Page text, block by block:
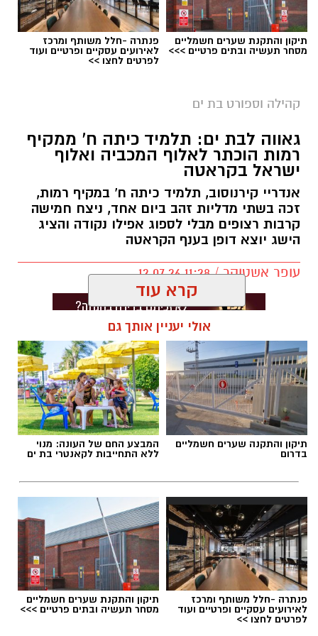
גאווה מקומית לבת ים: דניס וליאולין ממשיך לרשום
הצליח בזכות עבודה קשה, התמדה ונחישות להפוך
לאחד הספורטאים הבולטים בענף זריקת הדיסקוס
בישראל.
בשבועיים האחרונים הוסיף לרשימת הישגיו שני
תארים משמעותיים: אלוף ישראל בזריקת דיסקוס
וסגן אלוף המכבייה באותו הענף.
כעת פניו לאתגר הבא – אליפות העולם בזריקת
דיסקוס למאסטרס, שתתקיים ב־22 באוגוסט בדרום
קוריאה, שם ייצג את ישראל וינסה להמשיך את
רצף ההצלחות.
בעיר בת ים בירכו על הישגיו ואיחלו לו הצלחה רבה
בהמשך הדרך ובייצוג המדינה על הבמה
תיקון והתקנת שערים חשמליים
מסחר תעשיה ובתים פרטיים >>>
פנתרה -חלל משותף ומרכז
לאירועים עסקיים ופרטיים ועוד
לפרטים לחצו >>
קהילה וספורט בת ים
גאווה לבת ים: תלמיד כיתה ח' ממקיף
רמות הוכתר לאלוף המכביה ואלוף
ישראל בקראטה
אנדריי קירנוסוב, תלמיד כיתה ח' במקיף רמות,
זכה בשתי מדליות זהב ביום אחד, ניצח חמישה
קרבות רצופים מבלי לספוג אפילו נקודה והציג
הישג יוצא דופן בענף הקראטה
עופר אשטוקר / 11:28 12.07.26
תגים:אנדריי קירנוסוב, מקיף רמות בת ים
קרא עוד
אולי יעניין אותך גם
תיקון והתקנה שערים חשמליים
בדרום
המבצע החם של העונה: מנוי
ללא התחייבות לקאנטרי בת ים
פנתרה -חלל משותף ומרכז
לאירועים עסקיים ופרטיים ועוד
לפרטים לחצו >>
תיקון והתקנת שערים חשמליים
מסחר תעשיה ובתים פרטיים >>>